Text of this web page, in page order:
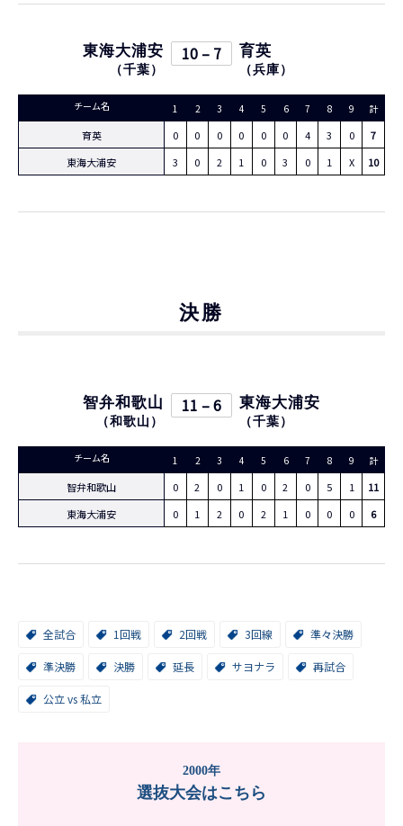
東海大浦安
（千葉 ）
10 – 7 育英
（兵庫 ）
チーム名 1 2 3 4 5 6 7 8 9 計
育英 0 0 0 0 0 0 4 3 0
7
東海大浦安
3 0 2 1 0 3 0 1 X 10
決勝
智弁和歌山
（和歌山 ）
11 – 6 東海大浦安
（千葉 ）
チーム名 1 2 3 4 5 6 7 8 9 計
智弁和歌山 0 2 0 1 0 2 0 5 1
11
東海大浦安
0 1 2 0 2 1 0 0 0 6
全試合 1回戦 2回戦 3回線 準々決勝
準決勝 決勝 延長 サヨナラ 再試合
公立 vs 私立
2000年
選抜大会はこちら